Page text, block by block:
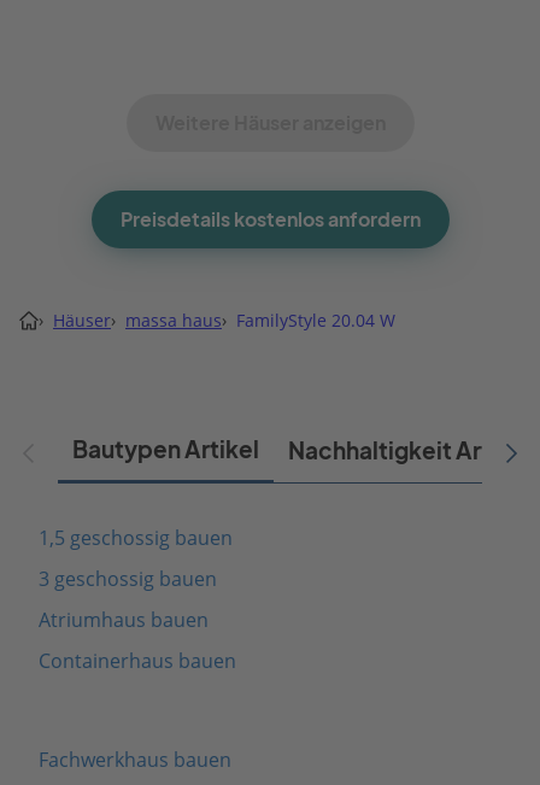
Preisdetails kostenlos anfordern
› Häuser› massa haus› FamilyStyle 20.04 W
Bautypen Artikel Nachhaltigkeit Artikel
1,5 geschossig bauen
3 geschossig bauen
Atriumhaus bauen
Containerhaus bauen
Fachwerkhaus bauen